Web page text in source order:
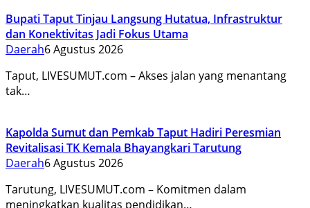
Bupati Taput Tinjau Langsung Hutatua, Infrastruktur
dan Konektivitas Jadi Fokus Utama
Daerah6 Agustus 2026
Taput, LIVESUMUT.com – Akses jalan yang menantang
tak…
Kapolda Sumut dan Pemkab Taput Hadiri Peresmian
Revitalisasi TK Kemala Bhayangkari Tarutung
Daerah6 Agustus 2026
Tarutung, LIVESUMUT.com – Komitmen dalam
meningkatkan kualitas pendidikan…